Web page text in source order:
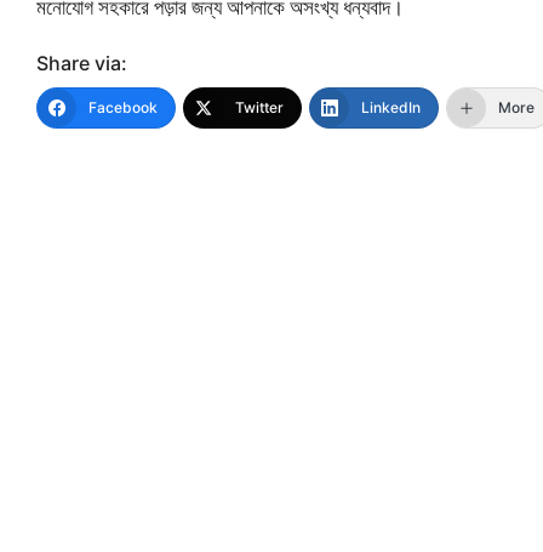
মনোযোগ সহকারে পড়ার জন্য আপনাকে অসংখ্য ধন্যবাদ।
Share via:
Facebook Twitter LinkedIn More